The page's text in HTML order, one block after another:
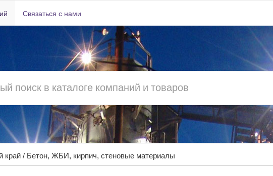
Связаться с нами
край/ Бетон, ЖБИ, кирпич, стеновые материалы